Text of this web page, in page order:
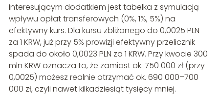
Interesującym dodatkiem jest tabelka z symulacją
wpływu opłat transferowych (0%, 1%, 5%) na
efektywny kurs. Dla kursu zbliżonego do 0,0025 PLN
za 1 KRW, już przy 5% prowizji efektywny przelicznik
spada do około 0,0023 PLN za 1 KRW. Przy kwocie 300
mln KRW oznacza to, że zamiast ok. 750 000 zł (przy
0,0025) możesz realnie otrzymać ok. 690 000–700
000 zł, czyli nawet kilkadziesiąt tysięcy mniej.